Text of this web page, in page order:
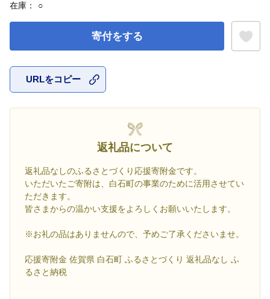
在庫： ○
寄付をする
URLをコピー
返礼品について
返礼品なしのふるさとづくり応援寄附金です。
いただいたご寄附は、白石町の事業のために活用させてい
ただきます。
皆さまからの温かい支援をよろしくお願いいたします。
※お礼の品はありませんので、予めご了承くださいませ。
応援寄附金 佐賀県 白石町 ふるさとづくり 返礼品なし ふ
るさと納税